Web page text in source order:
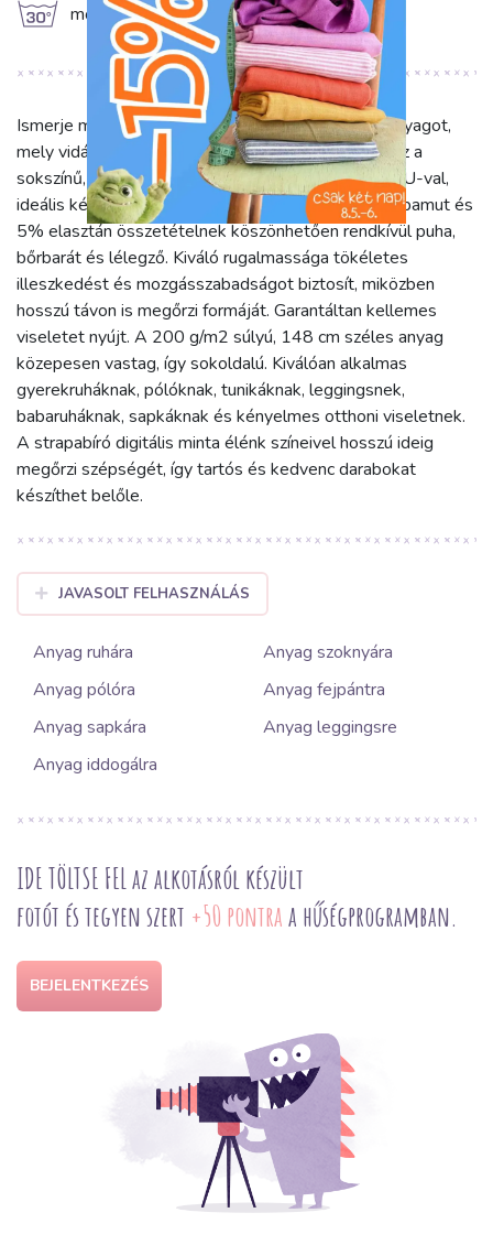
g mossuk 30°C hőmérsékleten
Ismerje meg a Jersey Dogs navy digitális mintás anyagot,
mely vidám kutyás mintájával azonnal elvarázsol! Ez a
sokszínű, állatmintás jersey méteráru, UV6588 SKU-val,
ideális kényelmes és stílusos kreációkhoz. A 95% pamut és
5% elasztán összetételnek köszönhetően rendkívül puha,
bőrbarát és lélegző. Kiváló rugalmassága tökéletes
illeszkedést és mozgásszabadságot biztosít, miközben
hosszú távon is megőrzi formáját. Garantáltan kellemes
viseletet nyújt. A 200 g/m2 súlyú, 148 cm széles anyag
közepesen vastag, így sokoldalú. Kiválóan alkalmas
gyerekruháknak, pólóknak, tunikáknak, leggingsnek,
babaruháknak, sapkáknak és kényelmes otthoni viseletnek.
A strapabíró digitális minta élénk színeivel hosszú ideig
megőrzi szépségét, így tartós és kedvenc darabokat
készíthet belőle.
JAVASOLT FELHASZNÁLÁS
Anyag ruhára
Anyag szoknyára
Anyag pólóra
Anyag fejpántra
Anyag sapkára
Anyag leggingsre
Anyag iddogálra
IDE TÖLTSE FEL az alkotásról készült
fotót és tegyen szert +50 pontraa hűségprogramban.
BEJELENTKEZÉS